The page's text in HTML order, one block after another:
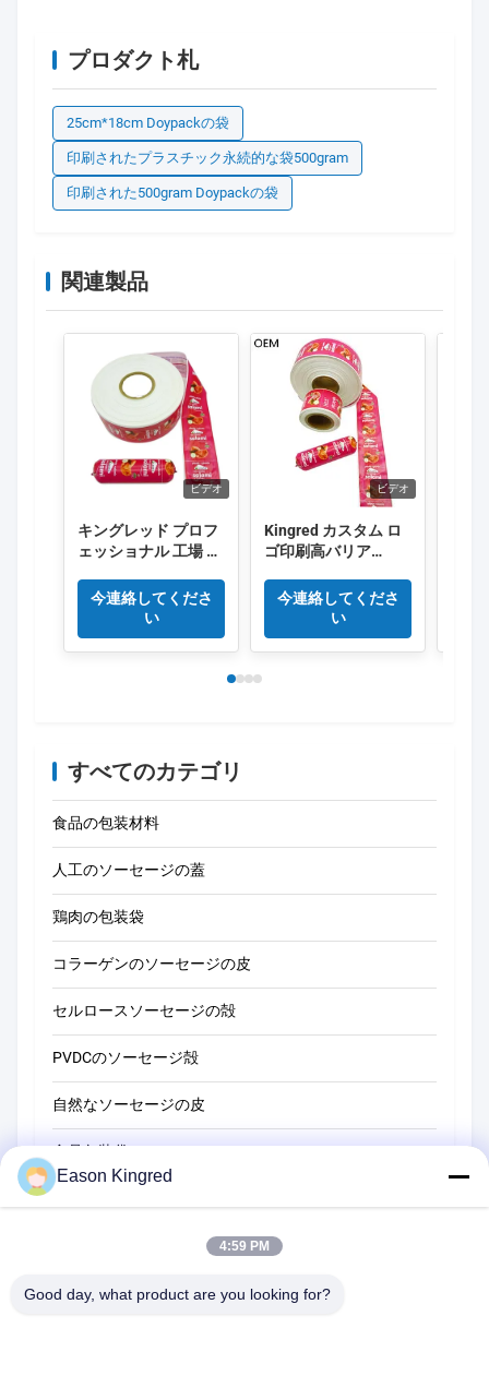
プロダクト札
25cm*18cm Doypackの袋
印刷されたプラスチック永続的な袋500gram
印刷された500gram Doypackの袋
関連製品
ビデオ
キングレッド プロフ
ェッショナル 工場 新
ージ キャッシング 食
品グレードのプラス
チックOEM
今連絡してくださ
い
ビデオ
Kingred カスタム ロ
ゴ印刷高バリア
ソーセージ ケーシン
グ フィルム中国
今連絡してくださ
い
すべてのカテゴリ
食品の包装材料
人工のソーセージの蓋
鶏肉の包装袋
コラーゲンのソーセージの皮
セルロースソーセージの殻
PVDCのソーセージ殻
自然なソーセージの皮
食品包装袋
Eason Kingred
4:59 PM
Good day, what product are you looking for?